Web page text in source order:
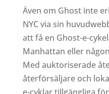
Även om Ghost inte
NYC via sin
att få en Ghost-e-
Manhattan eller
Med auktoriserade
återförsäljare och